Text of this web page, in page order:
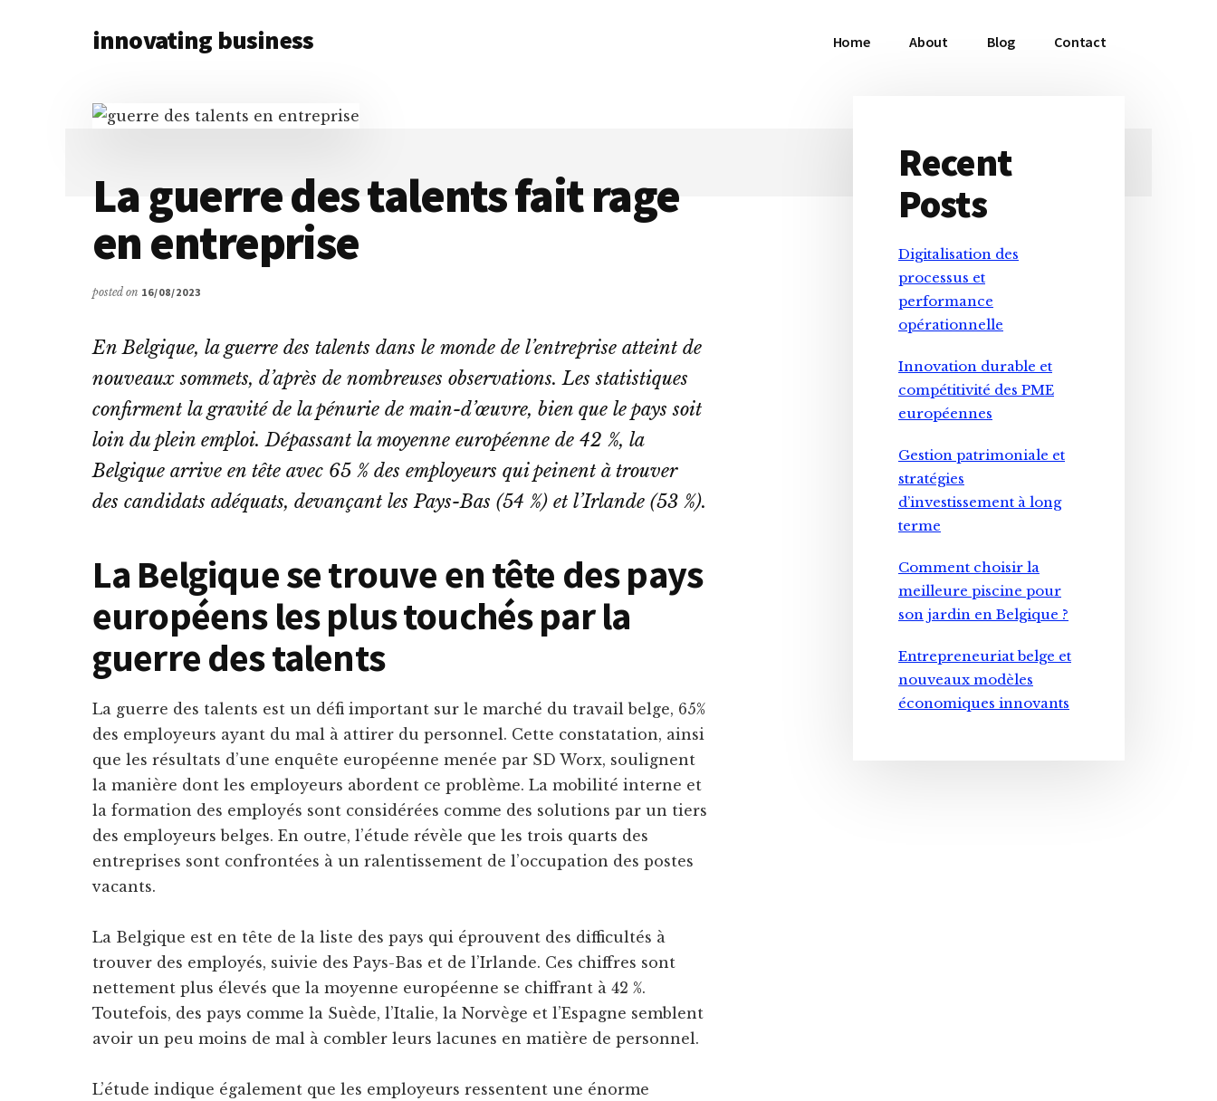
Additionalinnovating business
business
portée
de
Home About Blog Contact
La guerre des talents fait rage
en entreprise
posted on 16/08/2023
En Belgique, la guerre des talents dans le monde de l’entreprise atteint de
nouveaux sommets, d’après de nombreuses observations. Les statistiques
confirment la gravité de la pénurie de main-d’œuvre, bien que le pays soit
loin du plein emploi. Dépassant la moyenne européenne de 42 %, la
Belgique arrive en tête avec 65 % des employeurs qui peinent à trouver
des candidats adéquats, devançant les Pays-Bas (54 %) et l’Irlande (53 %).
La Belgique se trouve en tête des pays
européens les plus touchés par la
guerre des talents
La guerre des talents est un défi important sur le marché du travail belge, 65%
des employeurs ayant du mal à attirer du personnel. Cette constatation, ainsi
que les résultats d’une enquête européenne menée par SD Worx, soulignent
la manière dont les employeurs abordent ce problème. La mobilité interne et
la formation des employés sont considérées comme des solutions par un tiers
des employeurs belges. En outre, l’étude révèle que les trois quarts des
entreprises sont confrontées à un ralentissement de l’occupation des postes
vacants.
La Belgique est en tête de la liste des pays qui éprouvent des difficultés à
trouver des employés, suivie des Pays-Bas et de l’Irlande. Ces chiffres sont
nettement plus élevés que la moyenne européenne se chiffrant à 42 %.
Toutefois, des pays comme la Suède, l’Italie, la Norvège et l’Espagne semblent
avoir un peu moins de mal à combler leurs lacunes en matière de personnel.
L’étude indique également que les employeurs ressentent une énorme
Primary
Sidebar
Recent
Posts
Digitalisation des
processus et
performance
opérationnelle
Innovation durable et
compétitivité des PME
européennes
Gestion patrimoniale et
stratégies
d’investissement à long
terme
Comment choisir la
meilleure piscine pour
son jardin en Belgique ?
Entrepreneuriat belge et
nouveaux modèles
économiques innovants